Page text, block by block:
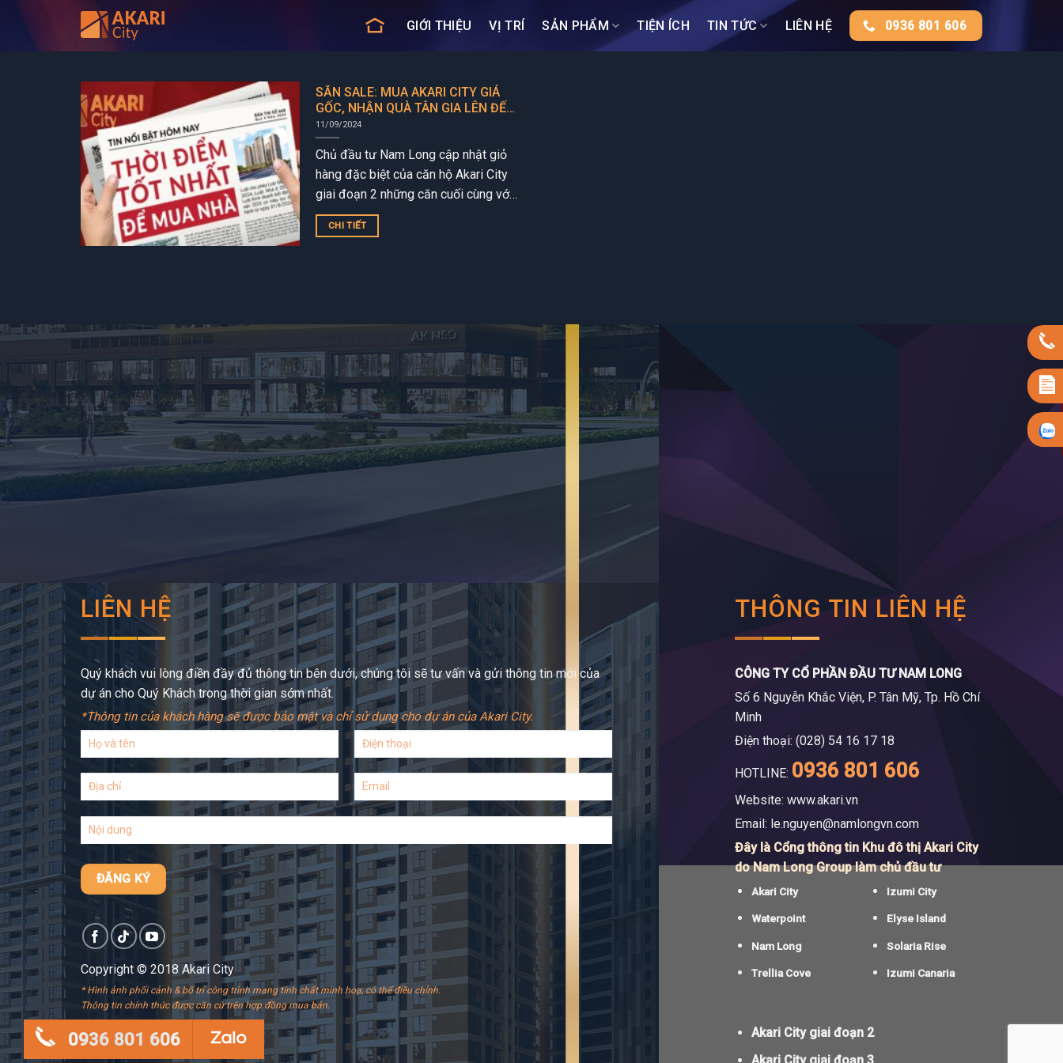
GIỚI THIỆU VỊ TRÍ SẢN PHẨM TIỆN ÍCH TIN TỨC LIÊN HỆ 0936 801 606
SĂN SALE: MUA AKARI CITY GIÁ
GỐC, NHẬN QUÀ TÂN GIA LÊN ĐẾN
710 TRIỆU
11/09/2024
Chủ đầu tư Nam Long cập nhật giỏ
hàng đặc biệt của căn hộ Akari City
giai đoạn 2 những căn cuối cùng với
giá cực kì hấp dẫn với...
CHI TIẾT
THÔNG TIN LIÊN HỆ
CÔNG TY CỔ PHẦN ĐẦU TƯ NAM LONG
Số 6 Nguyễn Khắc Viện, P. Tân Mỹ, Tp. Hồ Chí
Minh
Điện thoại: (028) 54 16 17 18
HOTLINE: 0936 801 606
Website: www.akari.vn
Email: le.nguyen@namlongvn.com
Đây là Cổng thông tin Khu đô thị Akari City
do Nam Long Group làm chủ đầu tư
Akari City
Waterpoint
Nam Long
Trellia Cove
Izumi City
Elyse Island
Solaria Rise
Izumi Canaria
Akari City giai đoạn 2
LIÊN HỆ
Quý khách vui lòng điền đầy đủ thông tin bên dưới, chúng tôi sẽ tư vấn và gửi thông tin mới của
dự án cho Quý Khách trong thời gian sớm nhất.
*Thông tin của khách hàng sẽ được bảo mật và chỉ sử dụng cho dự án của Akari City.
Copyright © 2018 Akari City
* Hình ảnh phối cảnh & bố trí công trình mang tính chất minh hoạ, có thể điều chỉnh.
Thông tin chính thức được căn cứ trên hợp đồng mua bán.
0936 801 606